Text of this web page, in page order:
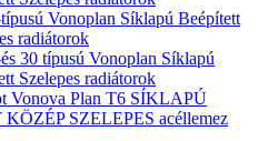
Vonoplan Síklapú Beépített
radiátorok
30 típusú Vonoplan Síklapú
Szelepes radiátorok
Vonova Plan T6 SÍKLAPÚ
SZELEPES acéllemez